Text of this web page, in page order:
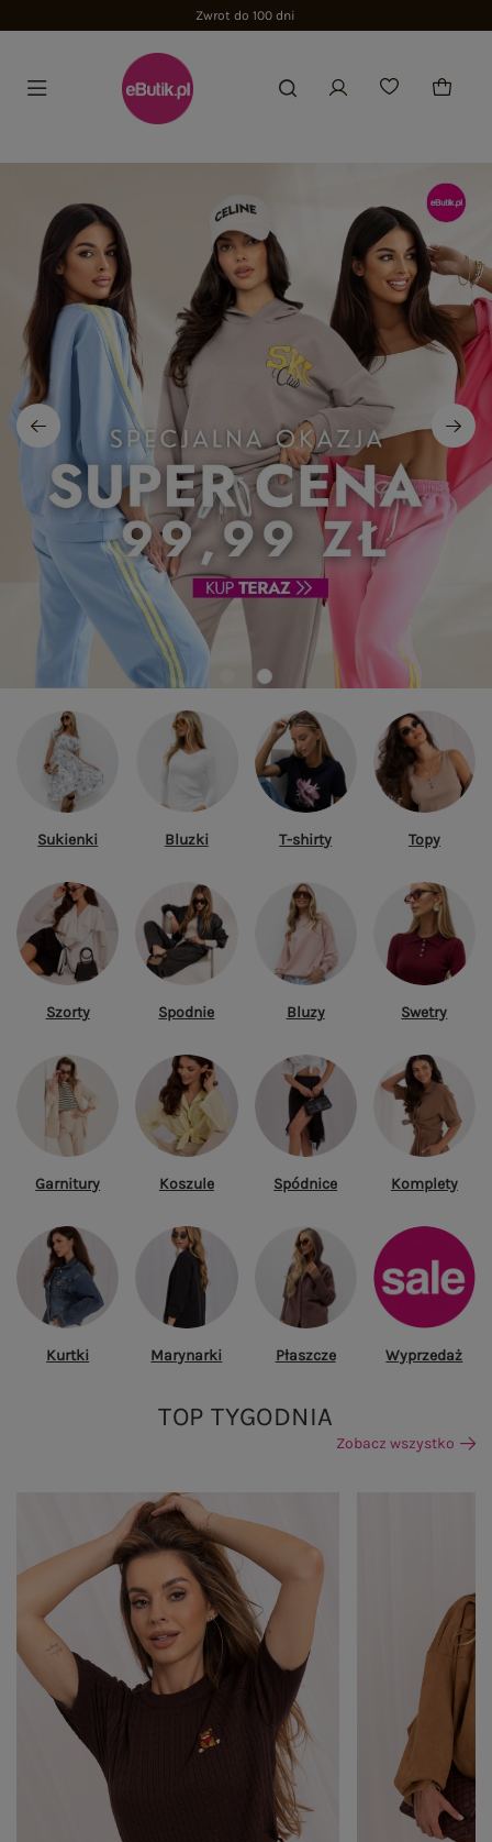
Zwrot do 100 dni
Sukienki Bluzki T-shirty Topy
Szorty Spodnie Bluzy Swetry
Garnitury Koszule Spódnice Komplety
Kurtki Marynarki Płaszcze Wyprzedaż
TOP TYGODNIA
Zobacz wszystko